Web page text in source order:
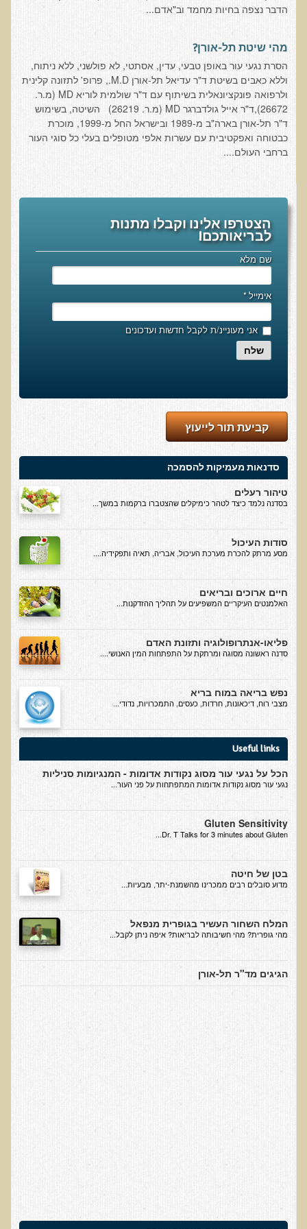
תגובות ממשתתפי סדנת טיהור רעלים
סודות העיכול
שאלות ותשובות מסדנת סודות העיכול
רכישת סדנת סודות העיכול
חיים ארוכים ובריאים
רכישת סדנת חיים ארוכים ובריאים
פליאו-אנתרופולוגיה ותזונת האדם
רכישת סדנת פליאו-אנתרופולוגיה ותזונת האדם
נפש בריאה במוח בריא
שאלות ותשובות מסדנת נפש בריאה במוח בריא
רכישת סדנת נפש בריאה במוח בריא
רכישת סדנת המזון: תרופה או מניעה
מתכות רעילות
האבחון הקליני והטיפול בבעיות של חילוף חומרים
שאלות ותשובות מסדנת חילוף חומרים
רכישת סדנת האבחון הקליני והטיפול בבעיות של חילוף חומרים
מחלות כלי דם ולב
הקרינה והשדות האלקטרומגנטיים
מערכת התריס
רכישת סדנת בלוטת התריס ומערכת התריס
אוכלי כל, צמחונים או טבעונים
רכישת סדנת אוכלי כל, צמחונים או טבעונים
וידאו סדנת מערכת החיסון
כל האמת על שמנים ושומנים
רכישת סדנת כל האמת על שמנים ושומנים
רכישת סדנת מדיטציה
וידאו מדיטציה - כל החלקים
וידאו מדיטציה - חלק 1 - הסבר כללי
טבעונות הלכה למעשה
רכישת סדנת טבעונות הלכה למעשה
סדנה בנושא: התא ובריאותך
הרצאות ואירועים קרובים
חבקו את השמש! הרצאת זום
הרצאה: סודות האפיגנטיקה
הרצאות מוקלטות בעברית
תנועה תקינה במפרקים
הדבר נצפה בחיות מחמד וב"אדם...
מהי שיטת תל-אורן?
הסרת נגעי עור באופן טבעי, עדין, אסתטי, לא פולשני, ללא ניתוח,
וללא כאבים בשיטת ד"ר עדיאל תל-אורן M.D., פרופ' לתזונה קלינית
ולרפואה פונקציונאלית בשיתוף עם ד"ר שולמית לוריא MD (מ.ר.
26672),ד"ר אייל גולדברגר MD (מ.ר. 26219) השיטה, בשימוש
ד"ר תל-אורן בארה"ב מ-1989 ובישראל החל מ-1999, מוכרת
כבטוחה ואפקטיבית עם עשרות אלפי מטופלים בעלי כל סוגי העור
ברחבי העולם....
הצטרפו אלינו וקבלו מתנות
לבריאותכם!
שם מלא
אימייל*
אני מעוניינ/ת לקבל חדשות ועדכונים
שלח
קביעת תור לייעוץ
סדנאות מעמיקות להסמכה
טיהור רעלים
בסדנה נלמד כיצד לטהר כימיקלים שהצטברו ברקמות במשך...
סודות העיכול
מסע מרתק להכרת מערכת העיכול, אבריה, תאיה ותפקידיה....
חיים ארוכים ובריאים
האלמנטים העיקריים המשפיעים על תהליך ההזדקנות...
פליאו-אנתרופולוגיה ותזונת האדם
סדנה ראשונה מסוגה ומרתקת על התפתחות המין האנושי....
נפש בריאה במוח בריא
מצבי רוח, דיכאונות, חרדות, כעסים, התמכרויות, נדודי...
Useful links
הכל על נגעי עור מסוג נקודות אדומות - המנגיומות סניליות
נגעי עור מסוג נקודות אדומות המתפתחות על פני העור...
Gluten Sensitivity
Dr. T Talks for 3 minutes about Gluten...
בטן של חיטה
​מדוע סובלים רבים ממכרינו מהשמנת-יתר, מבעיות...
המלח השחור העשיר בגופרית מנפאל
מהי גופרית? מהי חשיבותה לבריאות? איפה ניתן לקבל...
הגיגים מד"ר תל-אורן